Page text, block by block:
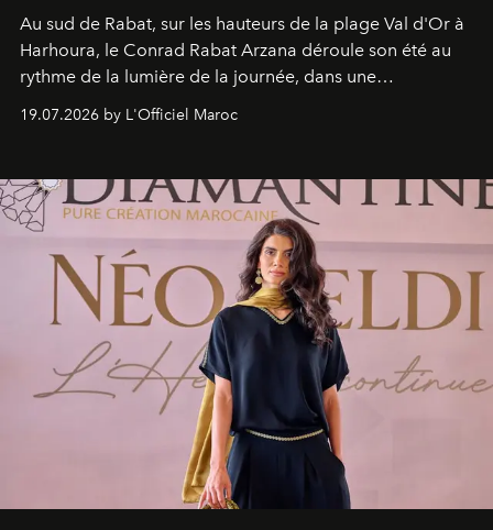
Au sud de Rabat, sur les hauteurs de la plage Val d'Or à
Harhoura, le Conrad Rabat Arzana déroule son été au
rythme de la lumière de la journée, dans une
programmation pensée comme une succession de
rendez-vous avec l’océan.
19.07.2026 by L'Officiel Maroc